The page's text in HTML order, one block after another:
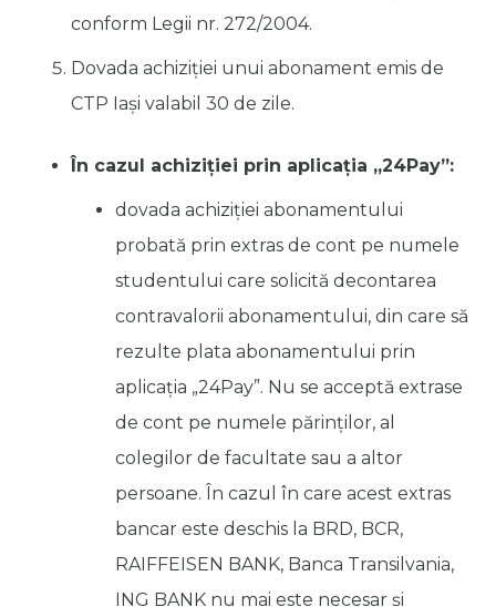
conform Legii nr. 272/2004.
Dovada achiziției unui abonament emis de
CTP Iași valabil 30 de zile.
În cazul achiziției prin aplicația „24Pay”:
dovada achiziției abonamentului
probată prin extras de cont pe numele
studentului care solicită decontarea
contravalorii abonamentului, din care să
rezulte plata abonamentului prin
aplicația „24Pay”. Nu se acceptă extrase
de cont pe numele părinților, al
colegilor de facultate sau a altor
persoane. În cazul în care acest extras
bancar este deschis la BRD, BCR,
RAIFFEISEN BANK, Banca Transilvania,
ING BANK nu mai este necesar și